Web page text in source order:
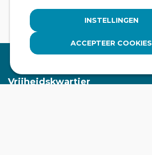
Vrijheidskwartier
INSTELLINGEN
ACCEPTEER COOKIES